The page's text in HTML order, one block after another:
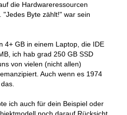
die Hardwareressourcen
"Jedes Byte zählt!" war sein
4+ GB in einem Laptop, die IDE
ich hab grad 250 GB SSD
von vielen (nicht allen)
Auch wenn es 1974
ich auch für dein Beispiel oder